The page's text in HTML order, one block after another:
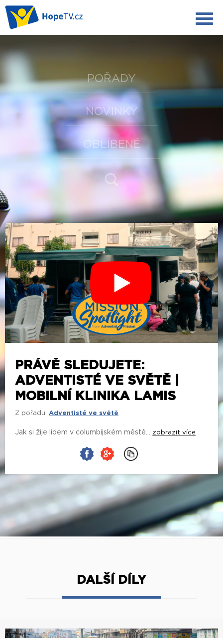
POŘADY
NOVINKY
OBLÍBENÉ
PRÁVĚ SLEDUJETE:
ADVENTISTÉ VE SVĚTĚ |
MOBILNÍ KLINIKA LAMIS
Z pořadu: Adventisté ve světě
Jak si žije lidem v columbijském městě... zobrazit více
DALŠÍ DÍLY